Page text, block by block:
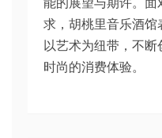
求，胡桃里音乐酒馆
以艺术为纽带，不
时尚的消费体验。